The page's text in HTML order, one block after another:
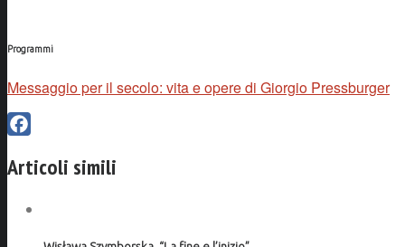
Programmi
Messaggio per il secolo: vita e opere di Giorgio Pressburger
Articoli simili